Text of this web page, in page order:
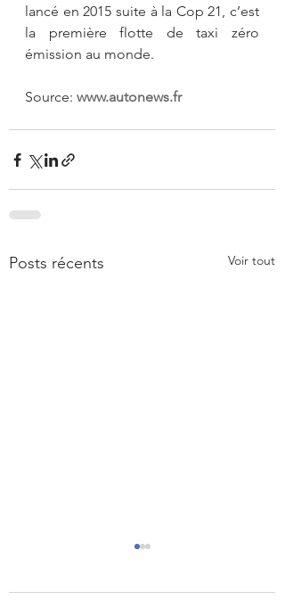
lancé en 2015 suite à la Cop 21, c’est
la première flotte de taxi zéro
émission au monde.
Source: www.autonews.fr
Posts récents Voir tout